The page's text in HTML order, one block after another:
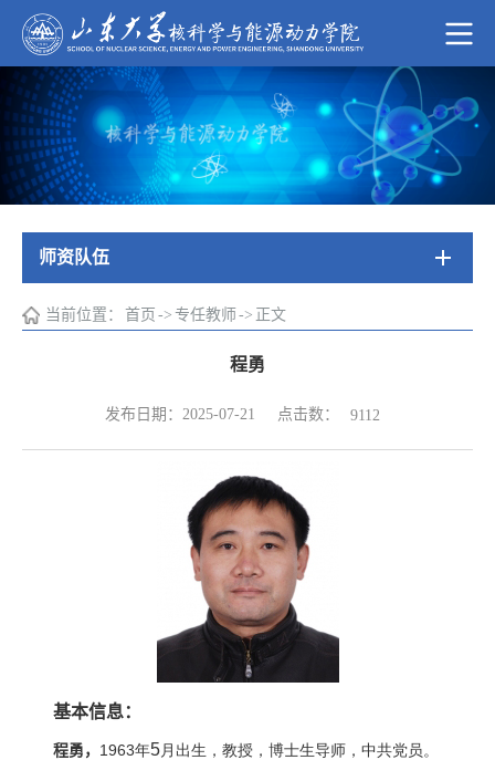
师资队伍
当前位置： 首页 -> 专任教师 -> 正文
程勇
发布日期：2025-07-21 点击数： 9112
基本信息：
程勇， 1963年5月出生，教授，博士生导师，中共党员。